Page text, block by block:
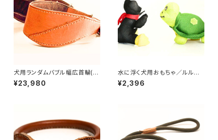
犬用ランダムバブル幅広首輪(ハ
ンドメイドヌメ革首輪）首周りサ
イズ29cmまで 【受注製作】L
¥23,980
水に浮く犬用おもちゃ／ルルベ
ルズトイ・ペンギン
¥2,396